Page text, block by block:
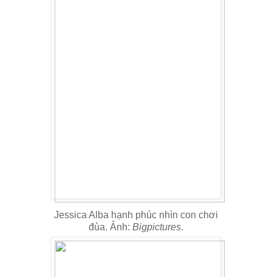
Jessica Alba hạnh phúc nhìn con chơi
đùa. Ảnh: Bigpictures.